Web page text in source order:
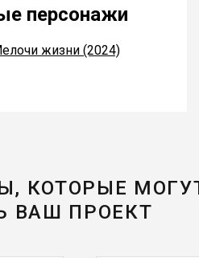
персонажи
жизни (2024)
КОТОРЫЕ
ВАШ ПРОЕКТ